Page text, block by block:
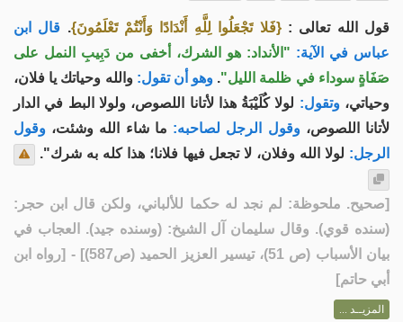
قول الله تعالى :{فَلا تَجْعَلُوا لِلَّهِ أَنْدَادًا وَأَنْتُمْ تَعْلَمُونَ}. قال ابن
عباس في الآية: "الأنداد: هو الشرك، أخفى من دَبِيبِ النمل على
صَفَاةٍ سوداء في ظلمة الليل". وهو أن تقول: والله وحياتك يا فلان،
وحياتي، وتقول: لولا كُلَيْبَةُ هذا لأتانا اللصوص، ولولا البط في الدار
لأتانا اللصوص، وقول الرجل لصاحبه: ما شاء الله وشئت، وقول
الرجل: لولا الله وفلان، لا تجعل فيها فلانا؛ هذا كله به شرك".
[صحيح. ملحوظة: لم نجد له حكما للألباني، ولكن قال ابن حجر:
(سنده قوي). وقال سليمان آل الشيخ: (وسنده جيد). العجاب في
بيان الأسباب (ص 51)، تيسير العزيز الحميد (ص587)
] - [رواه ابن
أبي حاتم]
المزيــد ...